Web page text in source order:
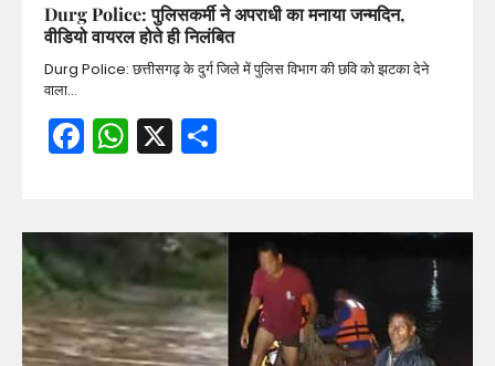
Durg Police: पुलिसकर्मी ने अपराधी का मनाया जन्मदिन,
वीडियो वायरल होते ही निलंबित
Durg Police: छत्तीसगढ़ के दुर्ग जिले में पुलिस विभाग की छवि को झटका देने
वाला…
Facebook
WhatsApp
X